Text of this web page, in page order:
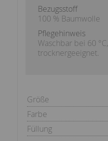
Bezugsstoff
100 % Baumwolle
Pflegehinweis
Waschbar bei 60 °C,
trocknergeeignet.
Größe
Farbe
Füllung